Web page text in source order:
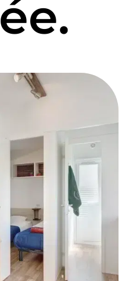
die een weekend of
op eencamping
of glamping
je past.